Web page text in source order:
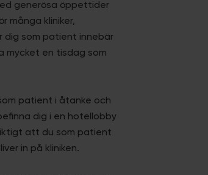
generösa öppettider
många kliniker,
dig som patient innebär
mycket en tisdag som
patient i åtanke och
dig i en hotellobby
att du som patient
in på kliniken.